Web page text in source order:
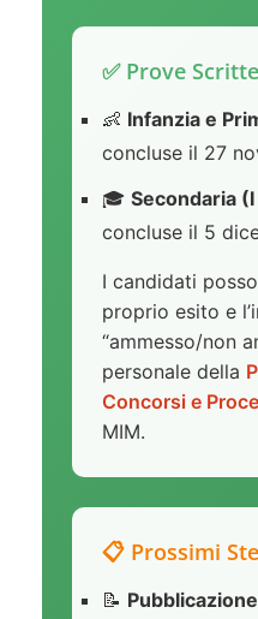
✅ Prove
👶 Infanzia e
concluse il 27
🎓 Secondaria
concluse il 5
I candidati
proprio esito e
“ammesso/non
personale della
Concorsi e
MIM.
📋 Prossimi
📝